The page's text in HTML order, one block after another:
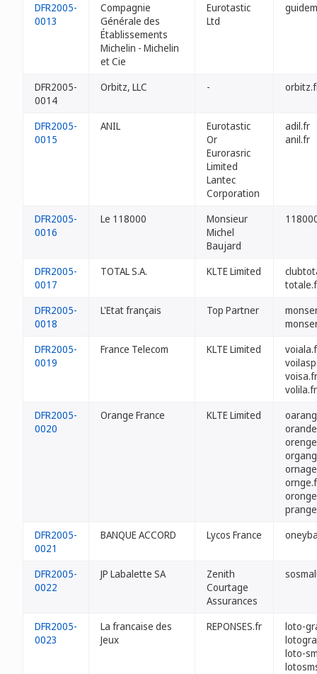
DFR2005-
0013
Compagnie
Générale des
Établissements
Michelin - Michelin
et Cie
Eurotastic
Ltd
DFR2005-
0014
Orbitz, LLC -
DFR2005-
0015
ANIL
Eurotastic
Or
Eurorasric
Limited
Lantec
Corporation
adil.fr
anil.fr
DFR2005-
0016
Le 118000
Monsieur
Michel
Baujard
DFR2005-
0017
TOTAL S.A. KLTE Limited
DFR2005-
0018
L'Etat français Top Partner
DFR2005-
0019
France Telecom KLTE Limited
voisa.fr
volila.fr
DFR2005-
0020
Orange France KLTE Limited
DFR2005-
0021
BANQUE ACCORD Lycos France
DFR2005-
0022
JP Labalette SA
Zenith
Courtage
Assurances
DFR2005-
0023
La francaise des
Jeux
REPONSES.fr
loto-
loto-